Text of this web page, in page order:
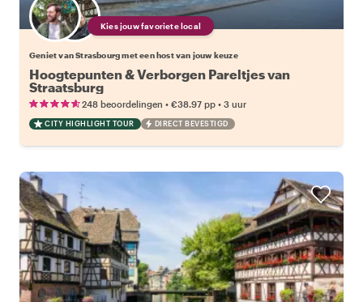
Kies jouw favoriete local
Geniet van Strasbourg met een host van jouw keuze
Hoogtepunten & Verborgen Pareltjes van
Straatsburg
248 beoordelingen • €38.97 pp • 3 uur
CITY HIGHLIGHT TOUR DIRECT BEVESTIGD